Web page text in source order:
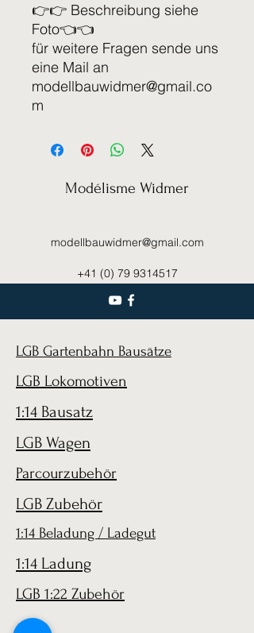
👉👉 Beschreibung siehe
Foto👈👈
für weitere Fragen sende uns
eine Mail an
modellbauwidmer@gmail.co
m
Modélisme Widmer
modellbauwidmer@gmail.com
+41 (0) 79 9314517
LGB Gartenbahn Bausätze
LGB Lokomotiven
1:14 Bausatz
LGB Wagen
Parcourzubehör
LGB Zubehör
1:14 Beladung / Ladegut
1:14 Ladung
LGB 1:22 Zubehör